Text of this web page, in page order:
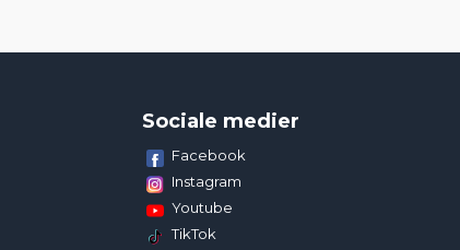
Sociale medier
Facebook
Instagram
Youtube
TikTok